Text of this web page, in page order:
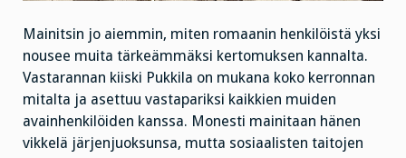
Mainitsin jo aiemmin, miten romaanin henkilöistä yksi
nousee muita tärkeämmäksi kertomuksen kannalta.
Vastarannan kiiski Pukkila on mukana koko kerronnan
mitalta ja asettuu vastapariksi kaikkien muiden
avainhenkilöiden kanssa. Monesti mainitaan hänen
vikkelä järjenjuoksunsa, mutta sosiaalisten taitojen